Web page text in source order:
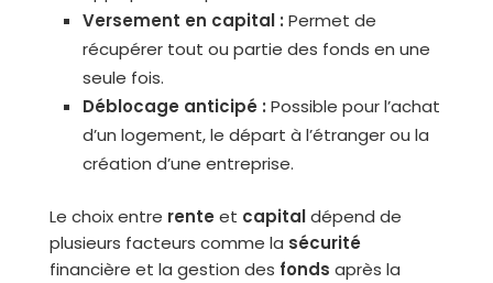
Versement en capital : Permet de
récupérer tout ou partie des fonds en une
seule fois.
Déblocage anticipé : Possible pour l’achat
d’un logement, le départ à l’étranger ou la
création d’une entreprise.
Le choix entre rente et capitaldépend de
plusieurs facteurs comme la sécurité
financière et la gestion des fonds après la